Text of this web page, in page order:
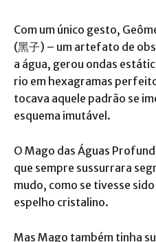
Com um único gesto,
(黑子) – um artefato de
a água, gerou ondas
rio em hexagramas
tocava aquele padrão se
esquema imutável.
O Mago das Águas
que sempre sussurrara
mudo, como se tivesse
espelho cristalino.
Mas Mago também tinha